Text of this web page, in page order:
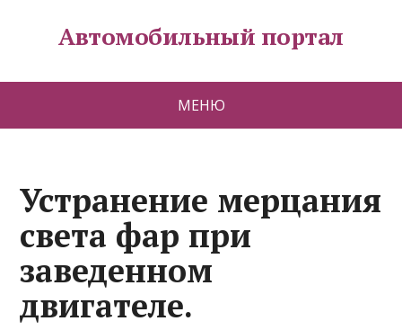
Автомобильный портал
МЕНЮ
Устранение мерцания
света фар при
заведенном
двигателе.